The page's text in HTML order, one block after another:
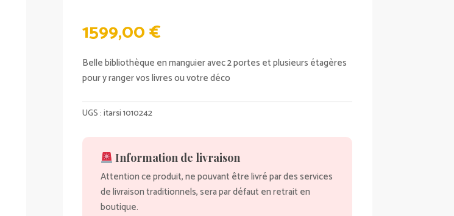
1599,00€
Belle bibliothèque en manguier avec 2 portes et plusieurs étagères
pour y ranger vos livres ou votre déco
UGS :itarsi 1010242
Information de livraison
Attention ce produit, ne pouvant être livré par des services
de livraison traditionnels, sera par défaut en retrait en
boutique.